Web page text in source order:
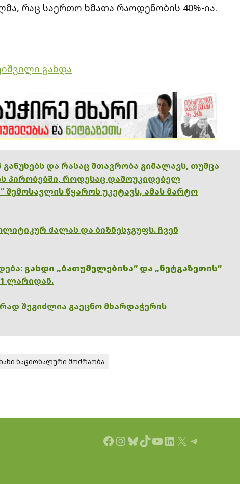
რაც საერთო ხმათა რაოდენობის 40%-ია.
გახდა
გაწუხებს და რასაც მთავრობა გიმალავს, თუმცა
პირობებში, როდესაც დამოუკიდებელ
შემოსავლის წყაროს უკეტავს, ამას მარტო
ძალას და ბიზნესჯგუფს. ჩვენ
გახდი „ბათუმელებისა“ და „ნეტგაზეთის“
ლარიდან.
შეგიძლია გაეცნო მხარდაჭერის
ნაციონალური მოძრაობა
Facebook
Instagram
Bluesky
TikTok
YouTube
LinkedIn
X Telegram